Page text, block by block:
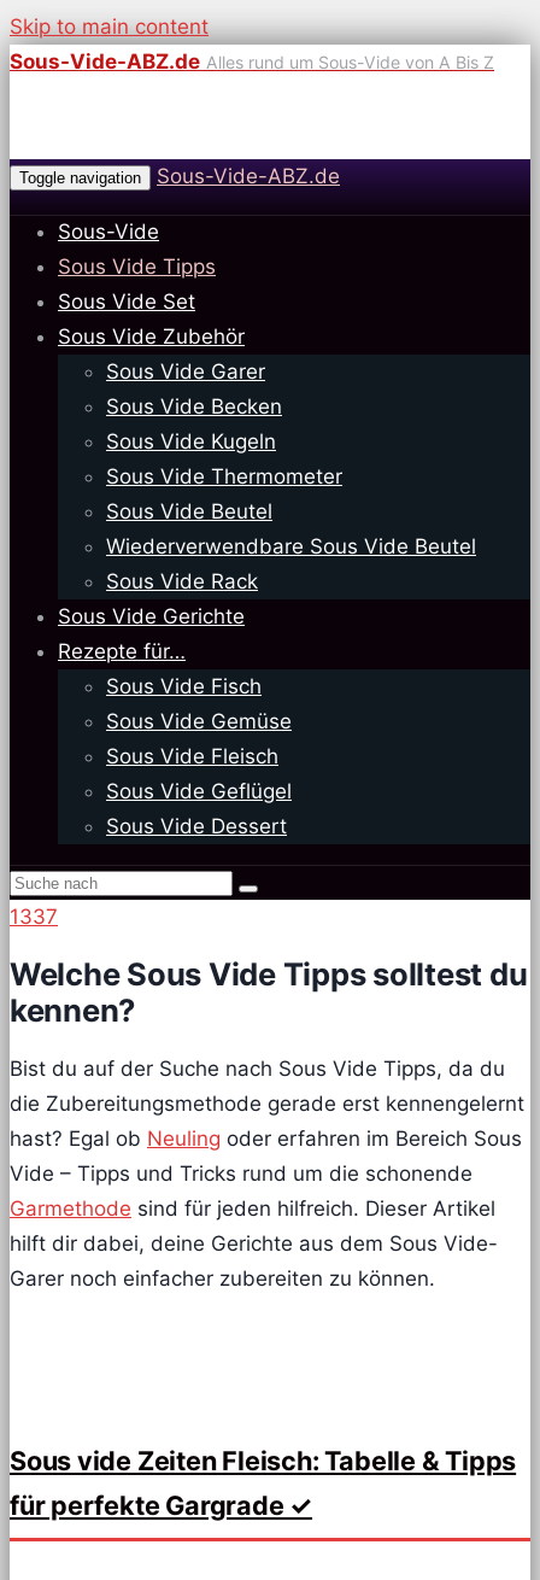
Skip to main content
Sous-Vide-ABZ.de Alles rund um Sous-Vide von A Bis Z
Toggle navigation Sous-Vide-ABZ.de
Sous-Vide
Sous Vide Tipps
Sous Vide Set
Sous Vide Zubehör
Sous Vide Garer
Sous Vide Becken
Sous Vide Kugeln
Sous Vide Thermometer
Sous Vide Beutel
Wiederverwendbare Sous Vide Beutel
Sous Vide Rack
Sous Vide Gerichte
Rezepte für…
Sous Vide Fisch
Sous Vide Gemüse
Sous Vide Fleisch
Sous Vide Geflügel
Sous Vide Dessert
1337
Welche Sous Vide Tipps solltest du
kennen?
Bist du auf der Suche nach Sous Vide Tipps, da du
die Zubereitungsmethode gerade erst kennengelernt
hast? Egal ob Neuling oder erfahren im Bereich Sous
Vide – Tipps und Tricks rund um die schonende
Garmethode sind für jeden hilfreich. Dieser Artikel
hilft dir dabei, deine Gerichte aus dem Sous Vide-
Garer noch einfacher zubereiten zu können.
Sous vide Zeiten Fleisch: Tabelle & Tipps
für perfekte Gargrade ✓